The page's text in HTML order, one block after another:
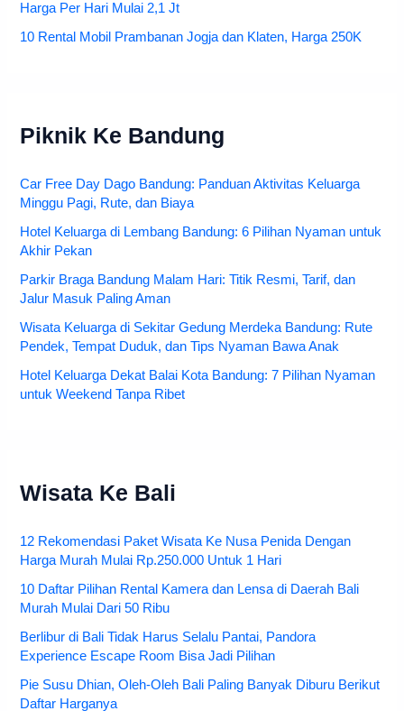
Harga Per Hari Mulai 2,1 Jt
10 Rental Mobil Prambanan Jogja dan Klaten, Harga 250K
Piknik Ke Bandung
Car Free Day Dago Bandung: Panduan Aktivitas Keluarga
Minggu Pagi, Rute, dan Biaya
Hotel Keluarga di Lembang Bandung: 6 Pilihan Nyaman untuk
Akhir Pekan
Parkir Braga Bandung Malam Hari: Titik Resmi, Tarif, dan
Jalur Masuk Paling Aman
Wisata Keluarga di Sekitar Gedung Merdeka Bandung: Rute
Pendek, Tempat Duduk, dan Tips Nyaman Bawa Anak
Hotel Keluarga Dekat Balai Kota Bandung: 7 Pilihan Nyaman
untuk Weekend Tanpa Ribet
Wisata Ke Bali
12 Rekomendasi Paket Wisata Ke Nusa Penida Dengan
Harga Murah Mulai Rp.250.000 Untuk 1 Hari
10 Daftar Pilihan Rental Kamera dan Lensa di Daerah Bali
Murah Mulai Dari 50 Ribu
Berlibur di Bali Tidak Harus Selalu Pantai, Pandora
Experience Escape Room Bisa Jadi Pilihan
Pie Susu Dhian, Oleh-Oleh Bali Paling Banyak Diburu Berikut
Daftar Harganya